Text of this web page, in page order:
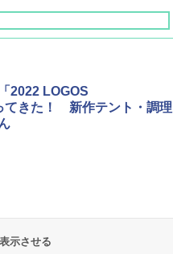
2022 LOGOS
てきた！ 新作テント・調理
示させる